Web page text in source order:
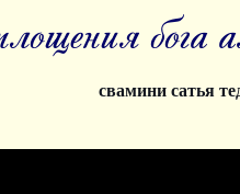
свамини сатья